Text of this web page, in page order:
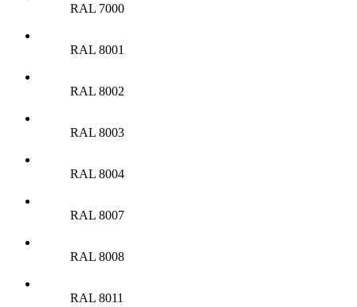
RAL 7000
RAL 8001
RAL 8002
RAL 8003
RAL 8004
RAL 8007
RAL 8008
RAL 8011